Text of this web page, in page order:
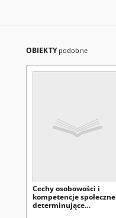
OBIEKTY podobne
Cechy osobowości i
kompetencje społeczne
determinujące